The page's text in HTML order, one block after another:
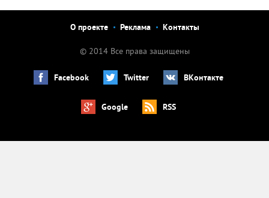
О проекте Реклама Контакты
© 2014 Все права защищены
Facebook Twitter ВКонтакте
Google RSS